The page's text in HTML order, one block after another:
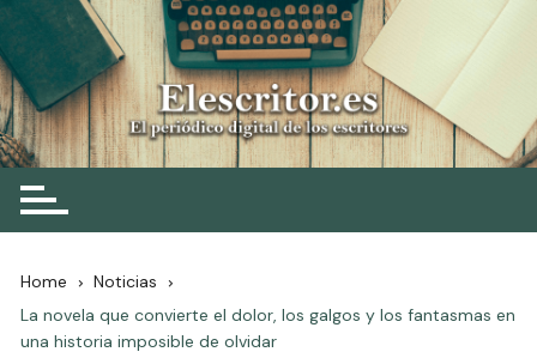
Skip
to
content
Elescritor.es
El periódico digital de los escritores
Home
Noticias
La novela que convierte el dolor, los galgos y los fantasmas en
una historia imposible de olvidar